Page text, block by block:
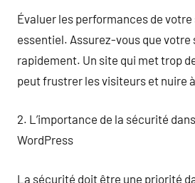
Évaluer les performances de
essentiel. Assurez-vous que votre
rapidement. Un site qui met trop
peut frustrer les visiteurs et nuire
2. L’importance de la sécurité
WordPress
La sécurité doit être une priorité